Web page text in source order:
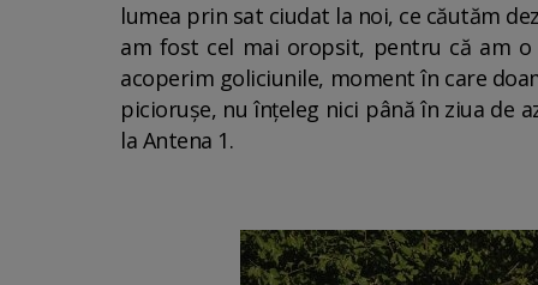
lumea prin sat ciudat la noi, ce căutăm
am fost cel mai oropsit, pentru că am
acoperim goliciunile, moment în care
picioruşe, nu înţeleg nici până în ziua de
la Antena 1.